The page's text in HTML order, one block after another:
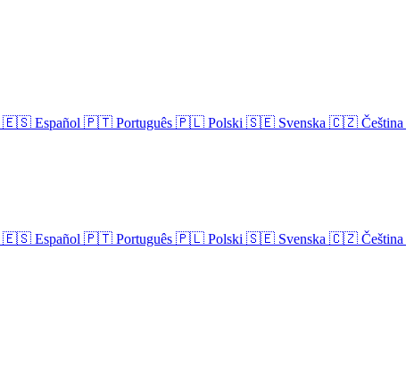
🇪🇸 Español 🇵🇹 Português 🇵🇱 Polski 🇸🇪 Svenska 🇨🇿 Čeština
🇪🇸 Español 🇵🇹 Português 🇵🇱 Polski 🇸🇪 Svenska 🇨🇿 Čeština